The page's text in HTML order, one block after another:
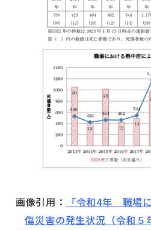
画像引用：
「令和4年 職場
傷災害の発生状況（令和